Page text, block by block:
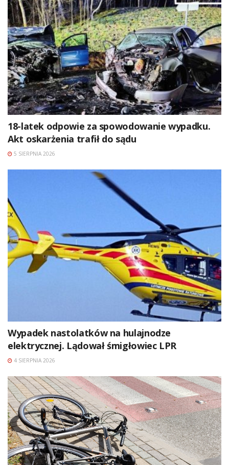
18-latek odpowie za spowodowanie wypadku.
Akt oskarżenia trafił do sądu
5 SIERPNIA 2026
Wypadek nastolatków na hulajnodze
elektrycznej. Lądował śmigłowiec LPR
4 SIERPNIA 2026